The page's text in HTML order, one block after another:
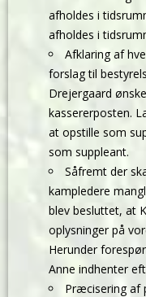
afholdes i
afholdes i
Afklaring af
forslag til
Drejergaard
kassererposten.
at opstille som
som suppleant.
Såfremt der
kampledere
blev besluttet, at
oplysninger på
Herunder
Anne indhenter
Præcisering af